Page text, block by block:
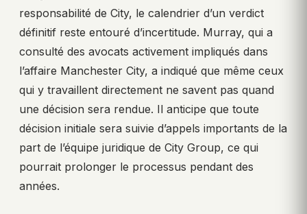
responsabilité de City, le calendrier d’un verdict
définitif reste entouré d’incertitude. Murray, qui a
consulté des avocats activement impliqués dans
l’affaire Manchester City, a indiqué que même ceux
qui y travaillent directement ne savent pas quand
une décision sera rendue. Il anticipe que toute
décision initiale sera suivie d’appels importants de la
part de l’équipe juridique de City Group, ce qui
pourrait prolonger le processus pendant des
années.